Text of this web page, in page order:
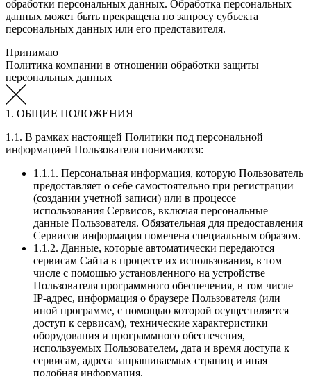
обработки персональных данных. Обработка персональных
данных может быть прекращена по запросу субъекта
персональных данных или его представителя.
Принимаю
Политика компании в отношении обработки защиты
персональных данных
1. ОБЩИЕ ПОЛОЖЕНИЯ
1.1. В рамках настоящей Политики под персональной
информацией Пользователя понимаются:
1.1.1. Персональная информация, которую Пользователь
предоставляет о себе самостоятельно при регистрации
(создании учетной записи) или в процессе
использования Сервисов, включая персональные
данные Пользователя. Обязательная для предоставления
Сервисов информация помечена специальным образом.
1.1.2. Данные, которые автоматически передаются
сервисам Сайта в процессе их использования, в том
числе с помощью установленного на устройстве
Пользователя программного обеспечения, в том числе
IP-адрес, информация о браузере Пользователя (или
иной программе, с помощью которой осуществляется
доступ к сервисам), технические характеристики
оборудования и программного обеспечения,
используемых Пользователем, дата и время доступа к
сервисам, адреса запрашиваемых страниц и иная
подобная информация.